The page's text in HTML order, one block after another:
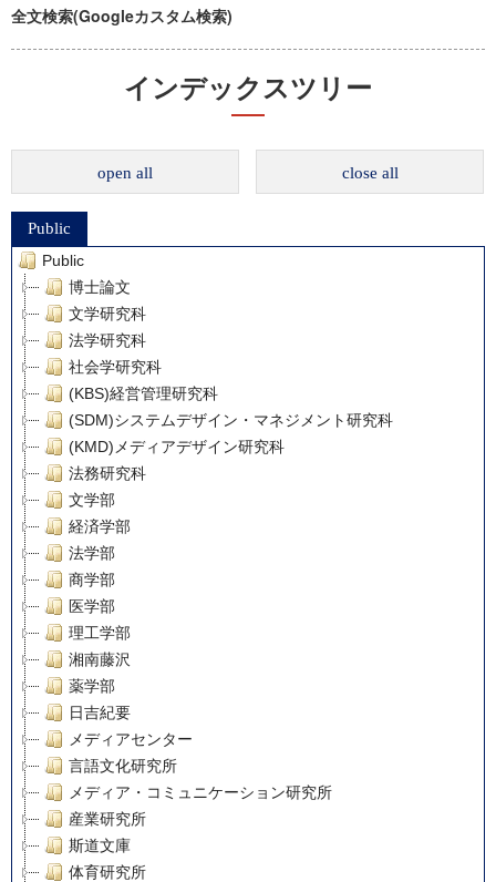
全文検索(Googleカスタム検索)
インデックスツリー
open all close all
Public
Public
博士論文
文学研究科
法学研究科
社会学研究科
(KBS)経営管理研究科
(SDM)システムデザイン・マネジメント研究科
(KMD)メディアデザイン研究科
法務研究科
文学部
経済学部
法学部
商学部
医学部
理工学部
湘南藤沢
薬学部
日吉紀要
メディアセンター
言語文化研究所
メディア・コミュニケーション研究所
産業研究所
斯道文庫
体育研究所